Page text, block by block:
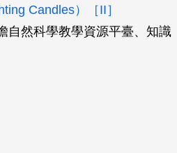
Candles）［II］
自然科學教學資源平臺、知識